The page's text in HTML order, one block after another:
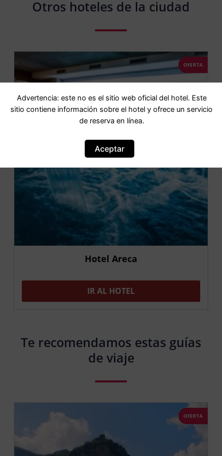
Otros hoteles de la ciudad
OFERTA
Hotel Areca
IR AL HOTEL
Te recomendamos estas guías
de viaje
OFERTA
Advertencia: este no es el sitio web oficial del hotel. Este
sitio contiene información sobre el hotel y ofrece un servicio
de reserva en línea.
Aceptar